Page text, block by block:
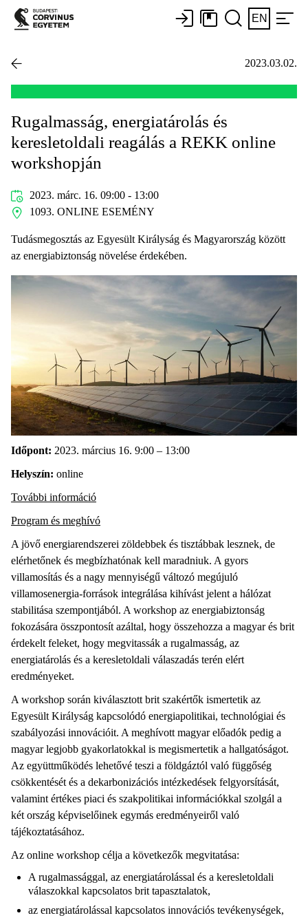
EN
2023.03.02.
Rugalmasság, energiatárolás és
keresletoldali reagálás a REKK online
workshopján
2023. márc. 16. 09:00 - 13:00
1093. ONLINE ESEMÉNY
Tudásmegosztás az Egyesült Királyság és Magyarország között
az energiabiztonság növelése érdekében.
Időpont: 2023. március 16. 9:00 – 13:00
Helyszín: online
További információ
Program és meghívó
A jövő energiarendszerei zöldebbek és tisztábbak lesznek, de
elérhetőnek és megbízhatónak kell maradniuk. A gyors
villamosítás és a nagy mennyiségű változó megújuló
villamosenergia-források integrálása kihívást jelent a hálózat
stabilitása szempontjából. A workshop az energiabiztonság
fokozására összpontosít azáltal, hogy összehozza a magyar és brit
érdekelt feleket, hogy megvitassák a rugalmasság, az
energiatárolás és a keresletoldali válaszadás terén elért
eredményeket.
A workshop során kiválasztott brit szakértők ismertetik az
Egyesült Királyság kapcsolódó energiapolitikai, technológiai és
szabályozási innovációit. A meghívott magyar előadók pedig a
magyar legjobb gyakorlatokkal is megismertetik a hallgatóságot.
Az együttműködés lehetővé teszi a földgáztól való függőség
csökkentését és a dekarbonizációs intézkedések felgyorsítását,
valamint értékes piaci és szakpolitikai információkkal szolgál a
két ország képviselőinek egymás eredményeiről való
tájékoztatásához.
Az online workshop célja a következők megvitatása:
A rugalmassággal, az energiatárolással és a keresletoldali
válaszokkal kapcsolatos brit tapasztalatok,
az energiatárolással kapcsolatos innovációs tevékenységek,